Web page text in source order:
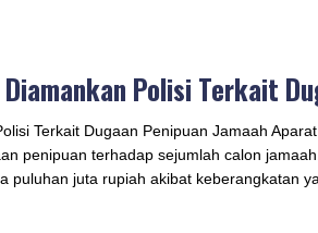
Polisi Terkait
Terkait Dugaan Penipuan Jamaah
penipuan terhadap sejumlah calon
puluhan juta rupiah akibat keberangkatan